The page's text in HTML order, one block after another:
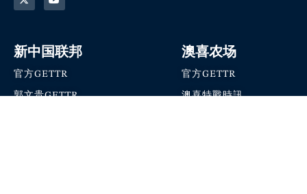
新中国联邦
官方GETTR
郭文贵GETTR
澳喜农场
官方GETTR
澳喜特戰時訊